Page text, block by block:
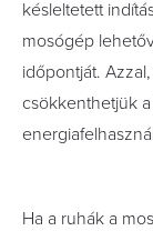
késleltetett
mosógép
időpontját.
csökkenthetjük
Ha a ruhák a